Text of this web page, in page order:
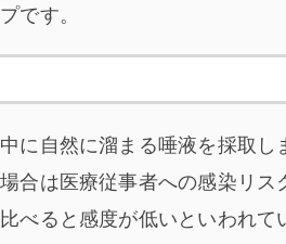
です。
に自然に溜まる唾液を採取し
合は医療従事者への感染リス
べると感度が低いといわれて